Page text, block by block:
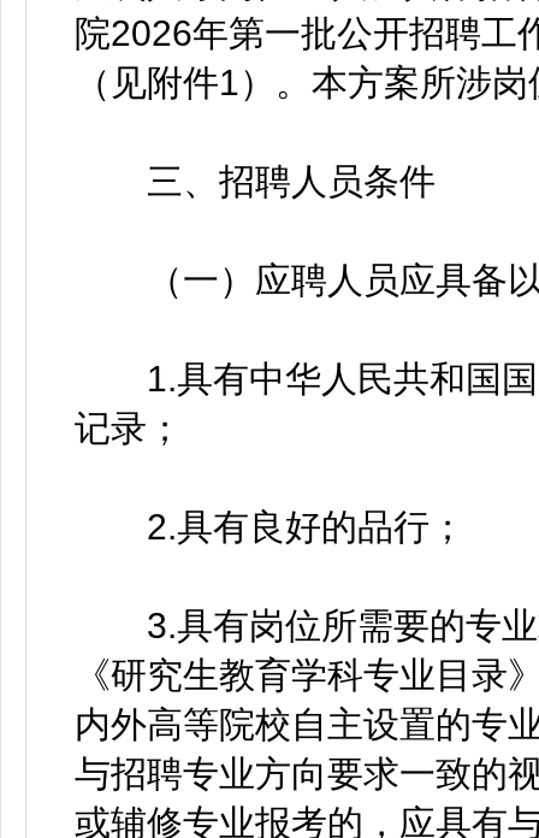
院2026年第一批公开招聘工
（见附件1）。本方案所涉
三、招聘人员条件
（一）应聘人员应具备
1.具有中华人民共和国国
记录；
2.具有良好的品行；
3.具有岗位所需要的专业
《研究生教育学科专业目录
内外高等院校自主设置的专
与招聘专业方向要求一致的
或辅修专业报考的，应具有